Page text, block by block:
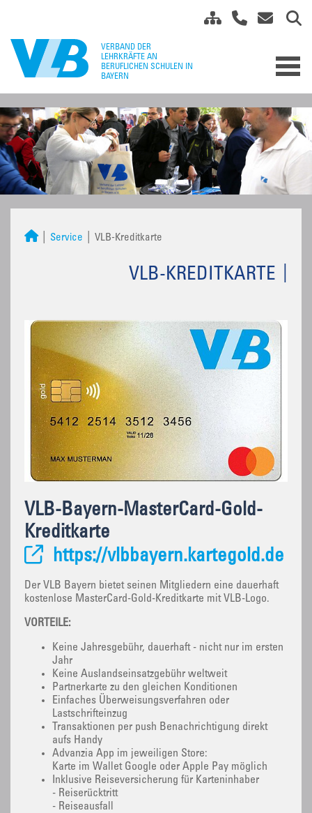
Service VLB-Kreditkarte
VLB-KREDITKARTE
VLB-Bayern-MasterCard-Gold-
Kreditkarte
https://vlbbayern.kartegold.de
Der VLB Bayern bietet seinen Mitgliedern eine dauerhaft
kostenlose MasterCard-Gold-Kreditkarte mit VLB-Logo.
VORTEILE:
Keine Jahresgebühr, dauerhaft - nicht nur im ersten
Jahr
Keine Auslandseinsatzgebühr weltweit
Partnerkarte zu den gleichen Konditionen
Einfaches Überweisungsverfahren oder
Lastschrifteinzug
Transaktionen per push Benachrichtigung direkt
aufs Handy
Advanzia App im jeweiligen Store:
Karte im Wallet Google oder Apple Pay möglich
Inklusive Reiseversicherung für Karteninhaber
- Reiserücktritt
- Reiseausfall